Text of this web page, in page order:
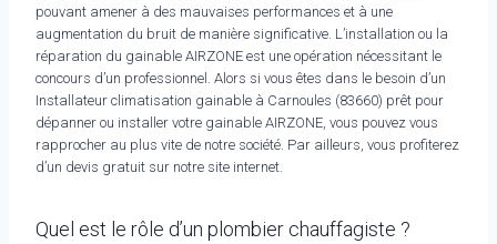
pouvant amener à des mauvaises performances et à une
augmentation du bruit de manière significative. L’installation ou la
réparation du gainable AIRZONE est une opération nécessitant le
concours d’un professionnel. Alors si vous êtes dans le besoin d’un
Installateur climatisation gainable à Carnoules (83660) prêt pour
dépanner ou installer votre gainable AIRZONE, vous pouvez vous
rapprocher au plus vite de notre société. Par ailleurs, vous profiterez
d’un devis gratuit sur notre site internet.
Quel est le rôle d’un plombier chauffagiste ?